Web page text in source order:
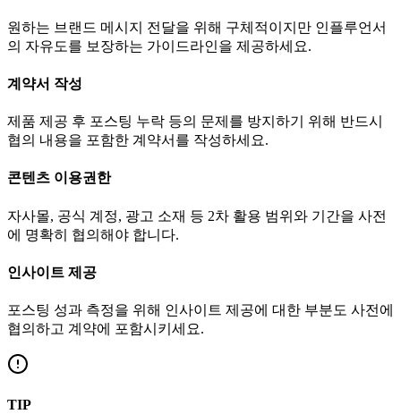
원하는 브랜드 메시지 전달을 위해 구체적이지만 인플루언서
의 자유도를 보장하는 가이드라인을 제공하세요.
계약서 작성
제품 제공 후 포스팅 누락 등의 문제를 방지하기 위해 반드시
협의 내용을 포함한 계약서를 작성하세요.
콘텐츠 이용권한
자사몰, 공식 계정, 광고 소재 등 2차 활용 범위와 기간을 사전
에 명확히 협의해야 합니다.
인사이트 제공
포스팅 성과 측정을 위해 인사이트 제공에 대한 부분도 사전에
협의하고 계약에 포함시키세요.
TIP